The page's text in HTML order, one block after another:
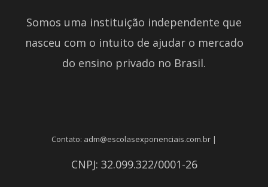
Somos uma instituição independente que
nasceu com o intuito de ajudar o mercado
do ensino privado no Brasil.
Contato: adm@escolasexponenciais.com.br |
CNPJ: 32.099.322/0001-26